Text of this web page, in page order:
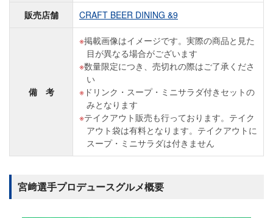
販売店舗 CRAFT BEER DINING &9
備 考
掲載画像はイメージです。実際の商品と見た
目が異なる場合がございます
数量限定につき、売切れの際はご了承くださ
い
ドリンク・スープ・ミニサラダ付きセットの
みとなります
テイクアウト販売も行っております。テイク
アウト袋は有料となります。テイクアウトに
スープ・ミニサラダは付きません
宮﨑選手プロデュースグルメ概要